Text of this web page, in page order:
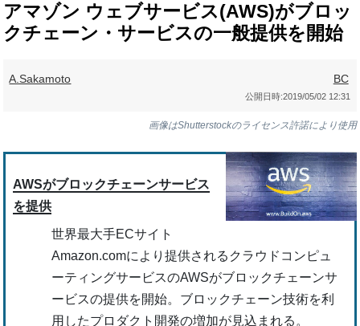
アマゾン ウェブサービス(AWS)がブロッ
クチェーン・サービスの一般提供を開始
A.Sakamoto BC
公開日時:2019/05/02 12:31
画像はShutterstockのライセンス許諾により使用
AWSがブロックチェーンサービス
を提供
世界最大手ECサイト
Amazon.comにより提供されるクラウドコンピュ
ーティングサービスのAWSがブロックチェーンサ
ービスの提供を開始。ブロックチェーン技術を利
用したプロダクト開発の増加が見込まれる。